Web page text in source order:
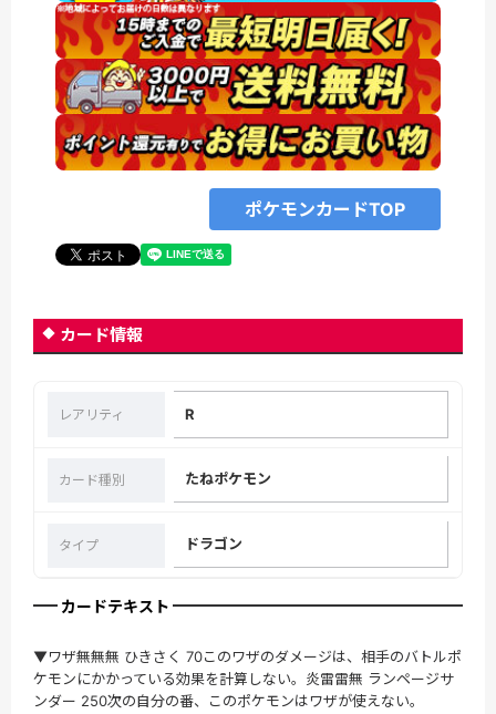
ポケモンカードTOP
カード情報
レアリティ R
カード種別 たねポケモン
タイプ ドラゴン
カードテキスト
▼ワザ無無無 ひきさく 70このワザのダメージは、相手のバトルポ
ケモンにかかっている効果を計算しない。炎雷雷無 ランページサ
ンダー 250次の自分の番、このポケモンはワザが使えない。